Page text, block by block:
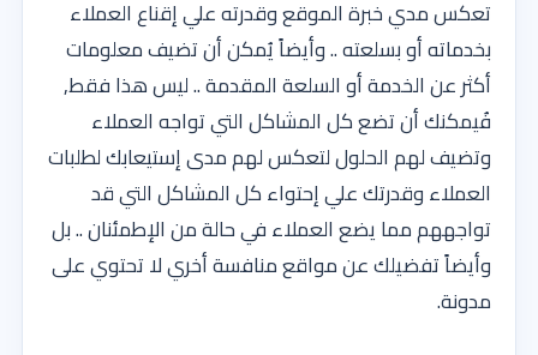
تعكس مدي خبرة الموقع وقدرته علي إقناع العملاء
بخدماته أو بسلعته .. وأيضاً يُمكن أن تضيف معلومات
أكثر عن الخدمة أو السلعة المقدمة .. ليس هذا فقط,
فُيمكنك أن تضع كل المشاكل التي تواجه العملاء
وتضيف لهم الحلول لتعكس لهم مدى إستيعابك لطلبات
العملاء وقدرتك علي إحتواء كل المشاكل التي قد
تواجههم مما يضع العملاء في حالة من الإطمئنان .. بل
وأيضاً تفضيلك عن مواقع منافسة أخري لا تحتوي على
مدونة.